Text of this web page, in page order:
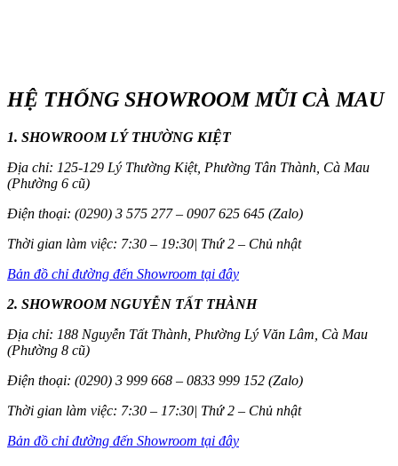
HỆ THỐNG SHOWROOM MŨI CÀ MAU
1. SHOWROOM LÝ THƯỜNG KIỆT
Địa chỉ: 125-129 Lý Thường Kiệt, Phường Tân Thành, Cà Mau
(Phường 6 cũ)
Điện thoại: (0290) 3 575 277 – 0907 625 645 (Zalo)
Thời gian làm việc: 7:30 – 19:30| Thứ 2 – Chủ nhật
Bản đồ chỉ đường đến Showroom tại đây
2. SHOWROOM NGUYỄN TẤT THÀNH
Địa chỉ: 188 Nguyễn Tất Thành, Phường Lý Văn Lâm, Cà Mau
(Phường 8 cũ)
Điện thoại: (0290) 3 999 668 – 0833 999 152 (Zalo)
Thời gian làm việc: 7:30 – 17:30| Thứ 2 – Chủ nhật
Bản đồ chỉ đường đến Showroom tại đây